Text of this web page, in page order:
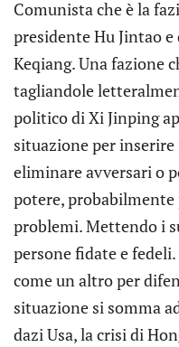
Comunista che è la
presidente Hu Jintao
Keqiang. Una fazione
tagliandole
politico di Xi Jinping
situazione per
eliminare avversari o
potere,
problemi. Mettendo i
persone fidate e
come un altro per
situazione si somma
dazi Usa, la crisi di